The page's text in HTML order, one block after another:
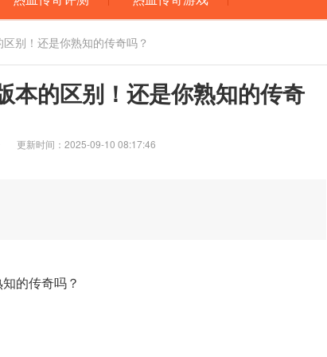
别！还是你熟知的传奇吗？
本的区别！还是你熟知的传奇
更新时间：2025-09-10 08:17:46
的传奇吗？